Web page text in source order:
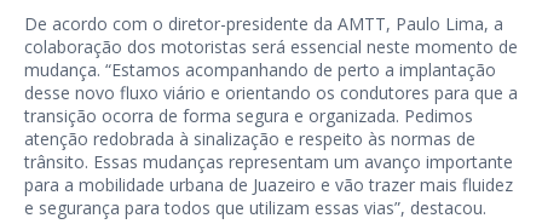
De acordo com o diretor-presidente da AMTT, Paulo Lima, a
colaboração dos motoristas será essencial neste momento de
mudança. “Estamos acompanhando de perto a implantação
desse novo fluxo viário e orientando os condutores para que a
transição ocorra de forma segura e organizada. Pedimos
atenção redobrada à sinalização e respeito às normas de
trânsito. Essas mudanças representam um avanço importante
para a mobilidade urbana de Juazeiro e vão trazer mais fluidez
e segurança para todos que utilizam essas vias”, destacou.